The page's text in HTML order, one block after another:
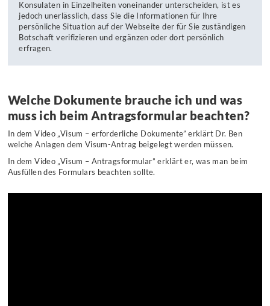
Konsulaten in Einzelheiten voneinander unterscheiden, ist es
jedoch unerlässlich, dass Sie die Informationen für Ihre
persönliche Situation auf der Webseite der für Sie zuständigen
Botschaft verifizieren und ergänzen oder dort persönlich
erfragen.
Welche Dokumente brauche ich und was
muss ich beim Antragsformular beachten?
In dem Video „Visum – erforderliche Dokumente” erklärt Dr. Ben
welche Anlagen dem Visum-Antrag beigelegt werden müssen.
In dem Video „Visum – Antragsformular” erklärt er, was man beim
Ausfüllen des Formulars beachten sollte.